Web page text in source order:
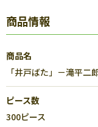
商品情報
商品名
「井戸ばた」－滝平二
ピース数
300ピース